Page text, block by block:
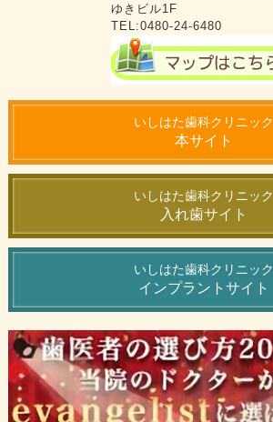
ゆきビル1F
TEL:0480-24-6480
いしはた歯科クリニック
本サイト
いしはた歯科クリニック
入れ歯サイト
いしはた歯科クリニック
インプラントサイト